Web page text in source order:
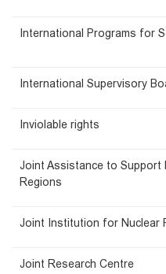
International Programs for
International Supervisory
Inviolable rights
Joint Assistance to Support
Regions
Joint Institution for Nuclear
Joint Research Centre